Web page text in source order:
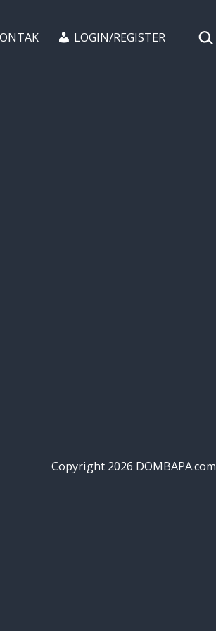
LOGIN/REGISTER
Copyright 2026 DOMBAPA.com